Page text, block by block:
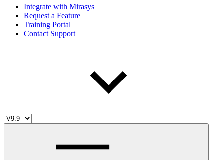
Integrate with Mirasys
Request a Feature
Training Portal
Contact Support